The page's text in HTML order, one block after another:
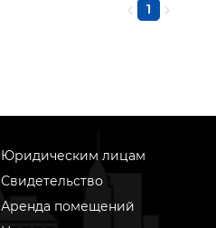
1
Юридическим лицам
Свидетельство
Аренда помещений